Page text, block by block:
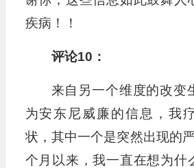
疾病！！
评论10：
来自另一个维度的改变
为安东尼威廉的信息，我
状，其中一个是突然出现的
个月以来，我一直在想为什